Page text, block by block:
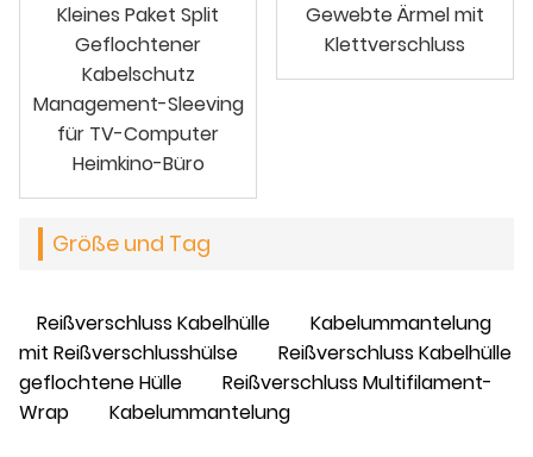
Kleines Paket Split
Geflochtener
Kabelschutz
Management-Sleeving
für TV-Computer
Heimkino-Büro
Gewebte Ärmel mit
Klettverschluss
Größe und Tag
Reißverschluss Kabelhülle
Kabelummantelung
mit Reißverschlusshülse
Reißverschluss Kabelhülle
geflochtene Hülle
Reißverschluss Multifilament-
Wrap
Kabelummantelung